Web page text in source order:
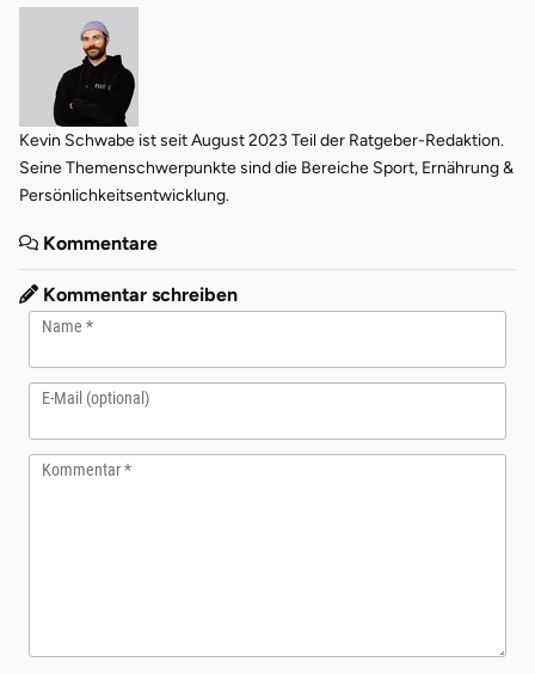
Kevin Schwabe ist seit August 2023 Teil der Ratgeber-Redaktion.
Seine Themenschwerpunkte sind die Bereiche Sport, Ernährung &
Persönlichkeitsentwicklung.
Kommentare
Kommentar schreiben
Name
E-Mail (optional)
Kommentar